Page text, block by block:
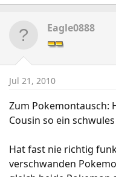
Eagle0888
Jul 21, 2010
Zum Pokemontausch:
Cousin so ein
Hat fast nie richtig
verschwanden